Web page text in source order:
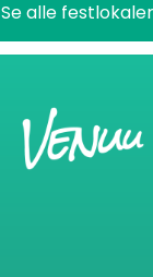
Se alle